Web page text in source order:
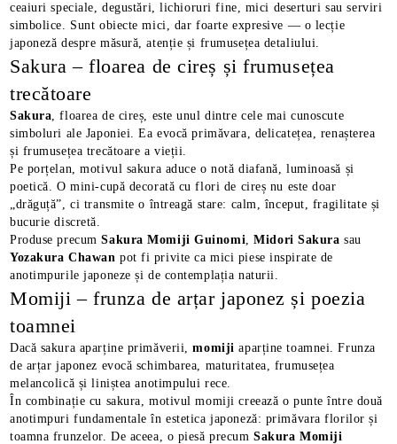
ceaiuri speciale, degustări, lichioruri fine, mici deserturi sau serviri
simbolice. Sunt obiecte mici, dar foarte expresive — o lecție
japoneză despre măsură, atenție și frumusețea detaliului.
Sakura – floarea de cireș și frumusețea
trecătoare
Sakura, floarea de cireș, este unul dintre cele mai cunoscute
simboluri ale Japoniei. Ea evocă primăvara, delicatețea, renașterea
și frumusețea trecătoare a vieții.
Pe porțelan, motivul sakura aduce o notă diafană, luminoasă și
poetică. O mini-cupă decorată cu flori de cireș nu este doar
„drăguță”, ci transmite o întreagă stare: calm, început, fragilitate și
bucurie discretă.
Produse precumSakura Momiji Guinomi,Midori Sakura sau
Yozakura Chawan pot fi privite ca mici piese inspirate de
anotimpurile japoneze și de contemplația naturii.
Momiji – frunza de arțar japonez și poezia
toamnei
Dacă sakura aparține primăverii,momiji aparține toamnei. Frunza
de arțar japonez evocă schimbarea, maturitatea, frumusețea
melancolică și liniștea anotimpului rece.
În combinație cu sakura, motivul momiji creează o punte între două
anotimpuri fundamentale în estetica japoneză: primăvara florilor și
toamna frunzelor. De aceea, o piesă precumSakura Momiji